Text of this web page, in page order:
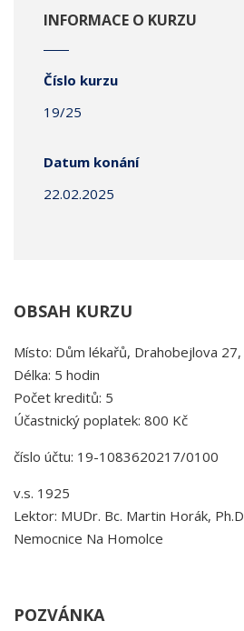
INFORMACE O KURZU
Číslo kurzu
19/25
Datum konání
22.02.2025
OBSAH KURZU
Místo: Dům lékařů, Drahobejlova 27,
Délka: 5 hodin
Počet kreditů: 5
Účastnický poplatek: 800 Kč
číslo účtu: 19-1083620217/0100
v.s. 1925
Lektor: MUDr. Bc. Martin Horák,
Nemocnice Na Homolce
POZVÁNKA